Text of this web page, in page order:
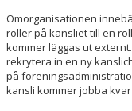
INNEBANDY PLAY
NACKAPOKALEN
DOMARE & MATCHLEDARE
Omorganisationen
roller på kansliet till en
kommer läggas ut
rekrytera in en ny
på
kansli kommer jobba